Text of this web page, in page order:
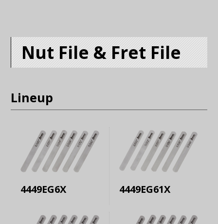
Nut File & Fret File
Lineup
4449EG6X 4449EG61X